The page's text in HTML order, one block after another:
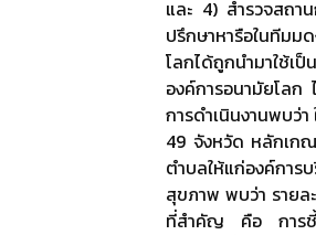
และ 4) สำรวจสถา
ปรึกษาหารือในทีมม
โลกได้ถูกนำมาใช้เ
องค์การอนามัยโลก
การดำเนินงานพบว่
49 จังหวัด หลักเกณ
ตำบลให้แก่องค์การ
สุขภาพ พบว่า รายล
ที่สำคัญ คือ การชี้แ